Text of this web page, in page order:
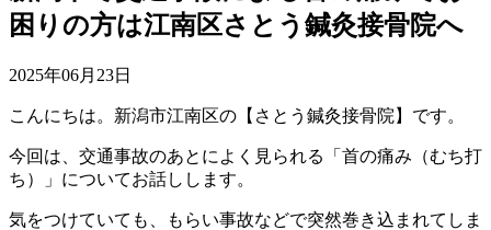
困りの方は江南区さとう鍼灸接骨院へ
2025年06月23日
こんにちは。新潟市江南区の【さとう鍼灸接骨院】です。
今回は、交通事故のあとによく見られる「首の痛み（むち打
ち）」についてお話しします。
気をつけていても、もらい事故などで突然巻き込まれてしま